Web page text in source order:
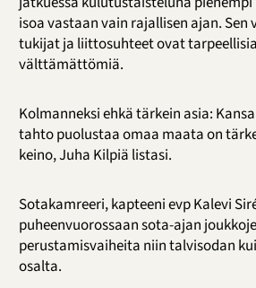
isoa vastaan vain rajallisen ajan. Sen
tukijat ja liittosuhteet ovat
välttämättömiä.
Kolmanneksi ehkä tärkein asia:
tahto puolustaa omaa maata on
keino, Juha Kilpiä listasi.
Sotakamreeri, kapteeni evp Kalevi
puheenvuorossaan sota-ajan
perustamisvaiheita niin talvisodan
osalta.